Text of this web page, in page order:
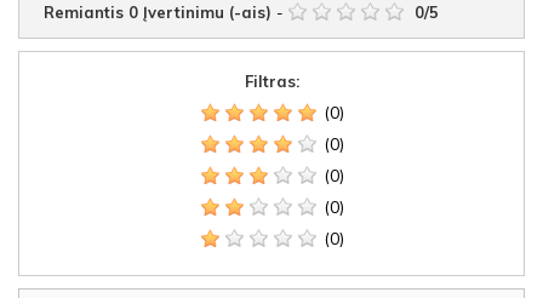
Remiantis 0 Įvertinimu (-ais) - 0/5
Filtras:
(0)
(0)
(0)
(0)
(0)